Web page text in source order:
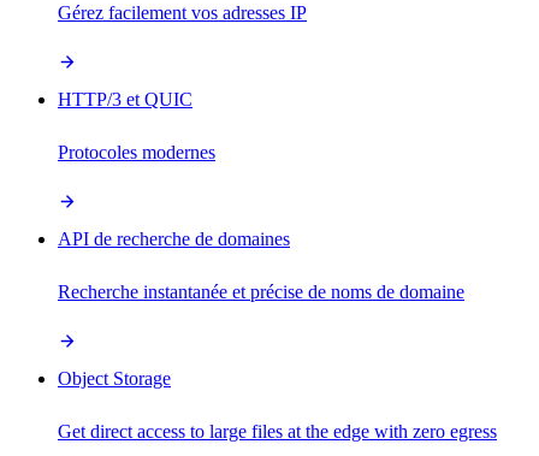
Gérez facilement vos adresses IP
HTTP/3 et QUIC
Protocoles modernes
API de recherche de domaines
Recherche instantanée et précise de noms de domaine
Object Storage
Get direct access to large files at the edge with zero egress